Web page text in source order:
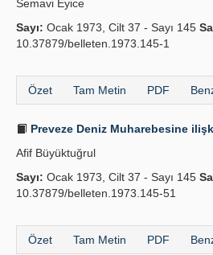
Semavi Eyice
Sayı: Ocak 1973, Cilt 37 - Sayı 145
10.37879/belleten.1973.145-1
Özet Tam Metin PDF
Preveze Deniz Muharebesine
Afif Büyüktuğrul
Sayı: Ocak 1973, Cilt 37 - Sayı 145
10.37879/belleten.1973.145-51
Özet Tam Metin PDF